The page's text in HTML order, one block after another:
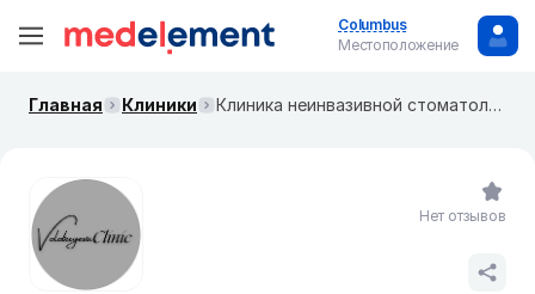
Columbus
Местоположение
Главная Клиники Клиника неинвазивной стоматологии ДОКТОРА ВОЛОБУЕВОЙ
Нет отзывов